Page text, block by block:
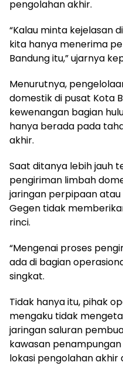
pengolahan akhir.
“Kalau minta kejelasan
kita hanya menerima
Bandung itu,” ujarnya
Menurutnya,
domestik di pusat Kota
kewenangan bagian
hanya berada pada
akhir.
Saat ditanya lebih jauh
pengiriman limbah
jaringan perpipaan
Gegen tidak
rinci.
“Mengenai proses
ada di bagian
singkat.
Tidak hanya itu, pihak
mengaku tidak
jaringan saluran
kawasan
lokasi pengolahan akhir